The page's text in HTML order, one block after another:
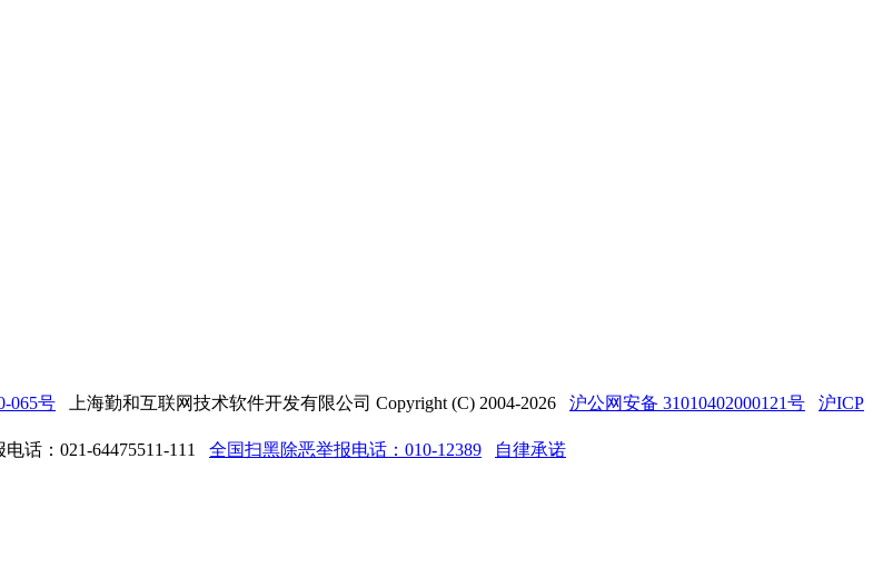
065号 上海勤和互联网技术软件开发有限公司 Copyright (C) 2004-2026 沪公网安备 31010402000121号
沪ICP
话：021-64475511-111 全国扫黑除恶举报电话：010-12389
自律承诺